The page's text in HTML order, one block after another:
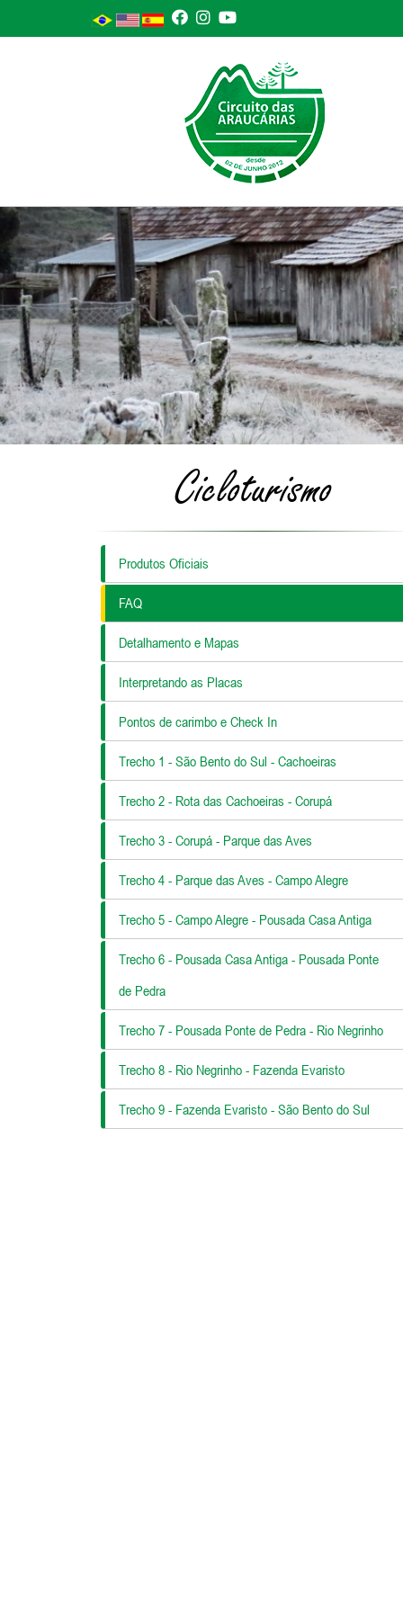
Cicloturismo
Produtos Oficiais
FAQ
Detalhamento e Mapas
Interpretando as Placas
Pontos de carimbo e Check In
Trecho 1 - São Bento do Sul - Cachoeiras
Trecho 2 - Rota das Cachoeiras - Corupá
Trecho 3 - Corupá - Parque das Aves
Trecho 4 - Parque das Aves - Campo Alegre
Trecho 5 - Campo Alegre - Pousada Casa Antiga
Trecho 6 - Pousada Casa Antiga - Pousada Ponte
de Pedra
Trecho 7 - Pousada Ponte de Pedra - Rio Negrinho
Trecho 8 - Rio Negrinho - Fazenda Evaristo
Trecho 9 - Fazenda Evaristo - São Bento do Sul